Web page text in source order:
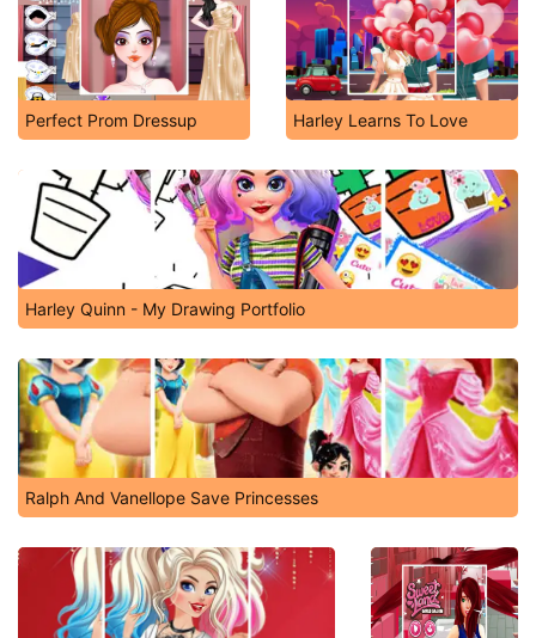
Perfect Prom Dressup Harley Learns To Love
Harley Quinn - My Drawing Portfolio
Ralph And Vanellope Save Princesses